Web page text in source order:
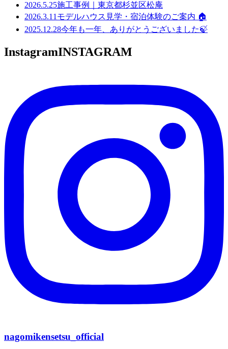
2026.5.25施工事例｜東京都杉並区松庵
2026.3.11 モデルハウス見学・宿泊体験のご案内 🏠
2025.12.28今年も一年、ありがとうございました🍃
InstagramINSTAGRAM
nagomikensetsu_official